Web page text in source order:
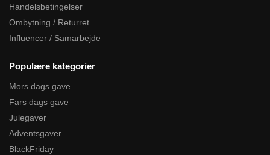
Handelsbetingelser
Ombytning / Returret
Influencer / Samarbejde
Populære kategorier
Mors dags gave
Fars dags gave
Julegaver
Adventsgaver
BlackFriday